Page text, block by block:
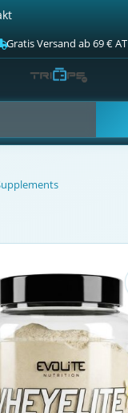
Gratis Versand ab 69 € AT